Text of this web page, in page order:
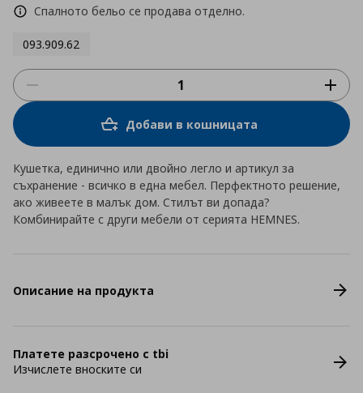
Спалното бельо се продава отделно.
093.909.62
Добави в кошницата
Кушетка, единично или двойно легло и артикул за
съхранение - всичко в една мебел. Перфектното решение,
ако живеете в малък дом. Стилът ви допада?
Комбинирайте с други мебели от серията HEMNES.
Описание на продукта
Платете разсрочено с tbi
Изчислете вноските си